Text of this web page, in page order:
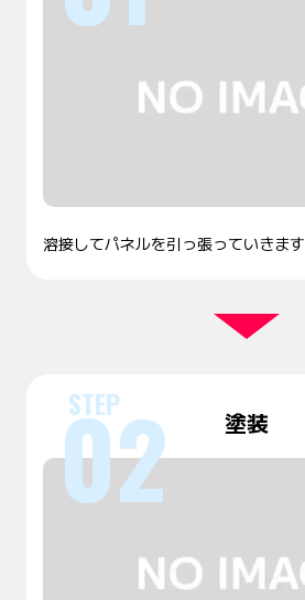
溶接してパネルを引っ張っていきます
塗装